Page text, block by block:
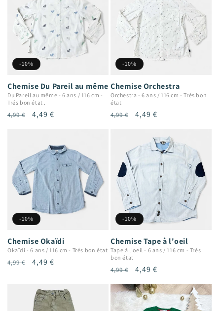
-10%
Chemise Du Pareil au même
Du Pareil au même -6 ans / 116 cm -
Trés bon état .
Prix
4,99 €
Prix
4,49 €
-10%
Chemise Orchestra
Orchestra -6 ans / 116 cm -Trés bon
état
Prix
4,99 €
Prix
4,49 €
-10%
Chemise Okaïdi
Okaïdi -6 ans / 116 cm - Trés bon état
Prix
4,99 €
Prix
4,49 €
-10%
Chemise Tape à l'oeil
Tape à l'oeil - 6 ans / 116 cm - Trés
bon état
Prix
4,99 €
Prix
4,49 €